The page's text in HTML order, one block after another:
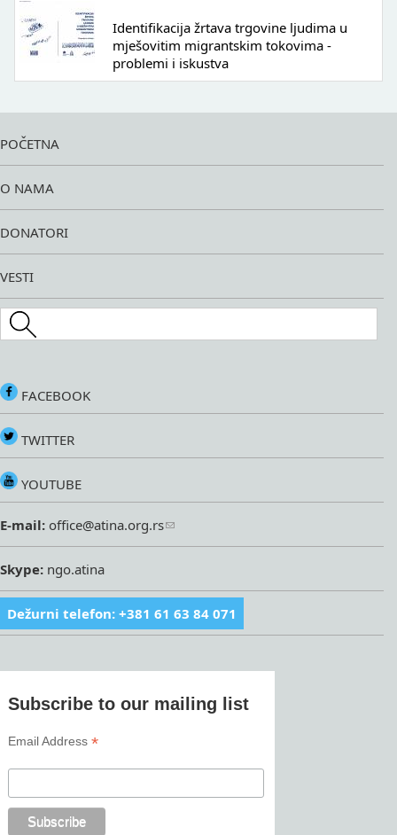
Identifikacija žrtava trgovine ljudima u
mješovitim migrantskim tokovima -
problemi i iskustva
POČETNA
O NAMA
DONATORI
VESTI
Search this site
FACEBOOK
TWITTER
YOUTUBE
E-mail: office@atina.org.rs
Skype: ngo.atina
Dežurni telefon: +381 61 63 84 071
Subscribe to our mailing list
Email Address*